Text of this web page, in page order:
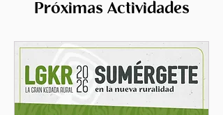
Próximas Actividades